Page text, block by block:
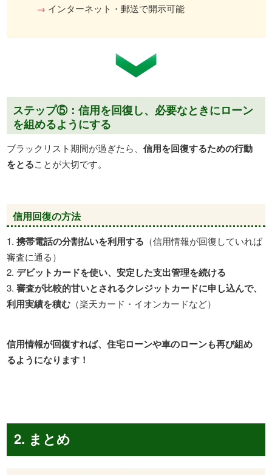
→ インターネット・郵送で開示可能
ステップ⑤：信用を回復し、必要なときにローン
を組めるようにする
ブラックリスト期間が過ぎたら、信用を回復するための行動
をとることが大切です。
信用回復の方法
携帯電話の分割払いを利用する （信用情報が回復していれば
審査に通る）
デビットカードを使い、安定した支出管理を続ける
審査が比較的甘いとされるクレジットカードに申し込んで、
利用実績を積む （楽天カード・イオンカードなど）
信用情報が回復すれば、住宅ローンや車のローンも再び組め
るようになります！
2. まとめ